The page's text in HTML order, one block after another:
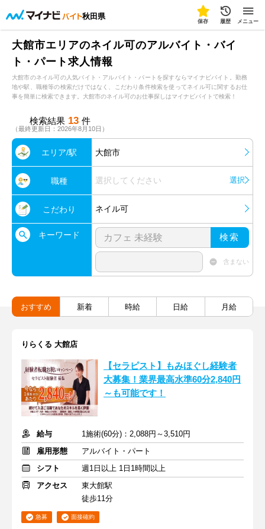
秋田県
保存 履歴 メニュー
大館市エリアのネイル可のアルバイト・バイ
ト・パート求人情報
大館市のネイル可の人気バイト・アルバイト・パートを探すならマイナビバイト。勤務
地や駅、職種等の検索だけではなく、こだわり条件検索を使ってネイル可に関するお仕
事を簡単に検索できます。大館市のネイル可のお仕事探しはマイナビバイトで検索！
検索結果 13 件
（最終更新日：2026年8月10日）
エリア/駅 大館市
職種 選択してください 選択
こだわり ネイル可
キーワード 検索
含まない
おすすめ 新着 時給 日給 月給
りらくる 大館店
【セラピスト】もみほぐし経験者
大募集！業界最高水準60分2,840円
～も可能です！
給与
1施術(60分)：2,088円～3,510円
雇用形態
アルバイト・パート
シフト
週1日以上 1日1時間以上
アクセス
東大館駅
徒歩11分
急募 面接確約